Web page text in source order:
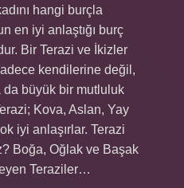
hangi burçla
en iyi anlaştığı burç
Bir Terazi ve İkizler
kendilerine değil,
da büyük bir mutluluk
Kova, Aslan, Yay
iyi anlaşırlar. Terazi
Boğa, Oğlak ve Başak
Teraziler…